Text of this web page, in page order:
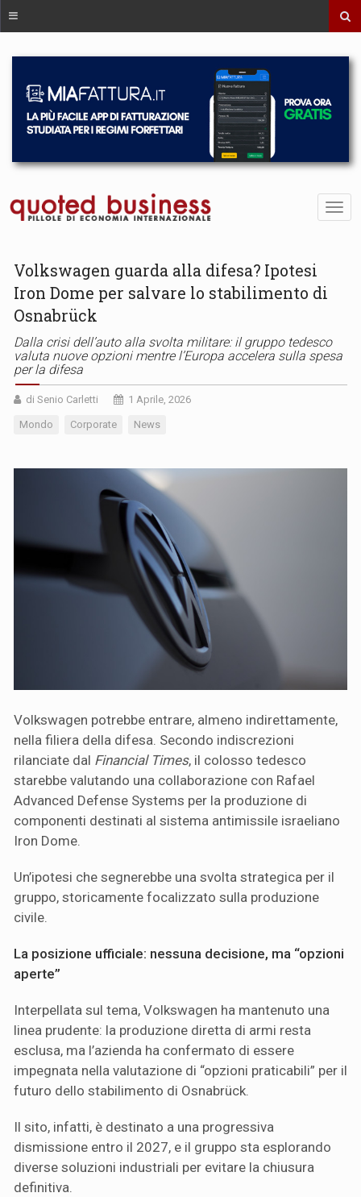
Volkswagen guarda alla difesa? Ipotesi
Iron Dome per salvare lo stabilimento di
Osnabrück
Dalla crisi dell’auto alla svolta militare: il gruppo tedesco
valuta nuove opzioni mentre l’Europa accelera sulla spesa
per la difesa
di Senio Carletti 1 Aprile, 2026
Mondo Corporate News
Volkswagen potrebbe entrare, almeno indirettamente,
nella filiera della difesa. Secondo indiscrezioni
rilanciate dal Financial Times, il colosso tedesco
starebbe valutando una collaborazione con Rafael
Advanced Defense Systems per la produzione di
componenti destinati al sistema antimissile israeliano
Iron Dome.
Un’ipotesi che segnerebbe una svolta strategica per il
gruppo, storicamente focalizzato sulla produzione
civile.
La posizione ufficiale: nessuna decisione, ma “opzioni
aperte”
Interpellata sul tema, Volkswagen ha mantenuto una
linea prudente: la produzione diretta di armi resta
esclusa, ma l’azienda ha confermato di essere
impegnata nella valutazione di “opzioni praticabili” per il
futuro dello stabilimento di Osnabrück.
Il sito, infatti, è destinato a una progressiva
dismissione entro il 2027, e il gruppo sta esplorando
diverse soluzioni industriali per evitare la chiusura
definitiva.